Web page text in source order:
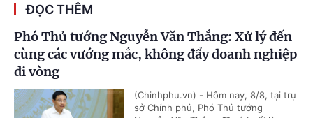
ĐỌC THÊM
Phó Thủ tướng Nguyễn Văn Thắng: Xử lý đến
cùng các vướng mắc, không đẩy doanh nghiệp
đi vòng
(Chinhphu.vn) - Hôm nay, 8/8, tại trụ
sở Chính phủ, Phó Thủ tướng